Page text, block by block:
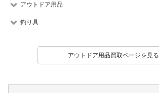
アウトドア用品
釣り具
アウトドア用品買取ページを見る